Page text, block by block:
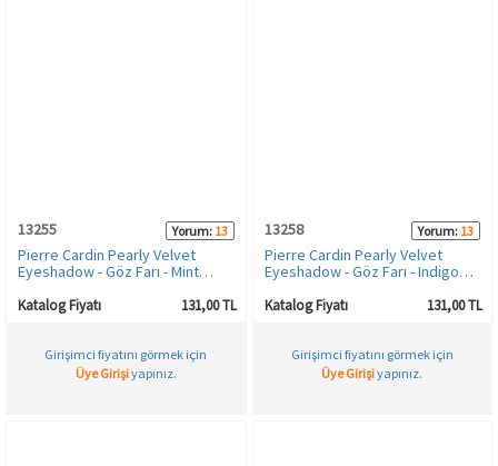
13255 Yorum: 13
Pierre Cardin Pearly Velvet
Eyeshadow - Göz Farı - Mint
Katalog Fiyatı 131,00 TL
Girişimci fiyatını görmek için
Üye Girişiyapınız.
13258 Yorum: 13
Pierre Cardin Pearly Velvet
Eyeshadow - Göz Farı - Indigo
Katalog Fiyatı 131,00 TL
Girişimci fiyatını görmek için
Üye Girişiyapınız.